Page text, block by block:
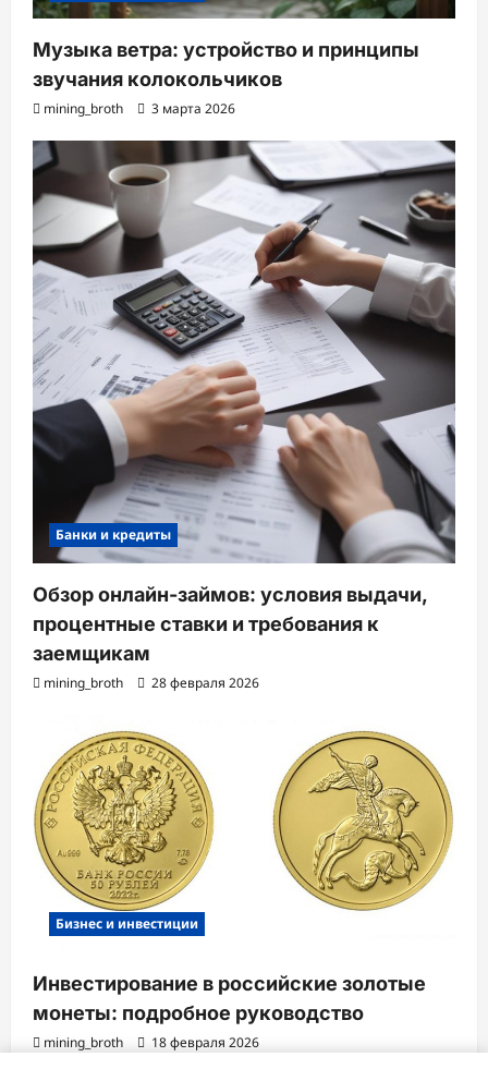
Музыка ветра: устройство и принципы
звучания колокольчиков
mining_broth 3 марта 2026
Банки и кредиты
Обзор онлайн-займов: условия выдачи,
процентные ставки и требования к
заемщикам
mining_broth 28 февраля 2026
Бизнес и инвестиции
Инвестирование в российские золотые
монеты: подробное руководство
mining_broth 18 февраля 2026